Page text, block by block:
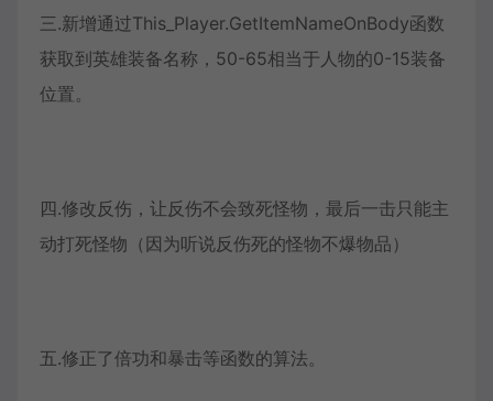
三.新增通过This_Player.GetItemNameOnBody函数
获取到英雄装备名称，50-65相当于人物的0-15装备
位置。
四.修改反伤，让反伤不会致死怪物，最后一击只能主
动打死怪物（因为听说反伤死的怪物不爆物品）
五.修正了倍功和暴击等函数的算法。